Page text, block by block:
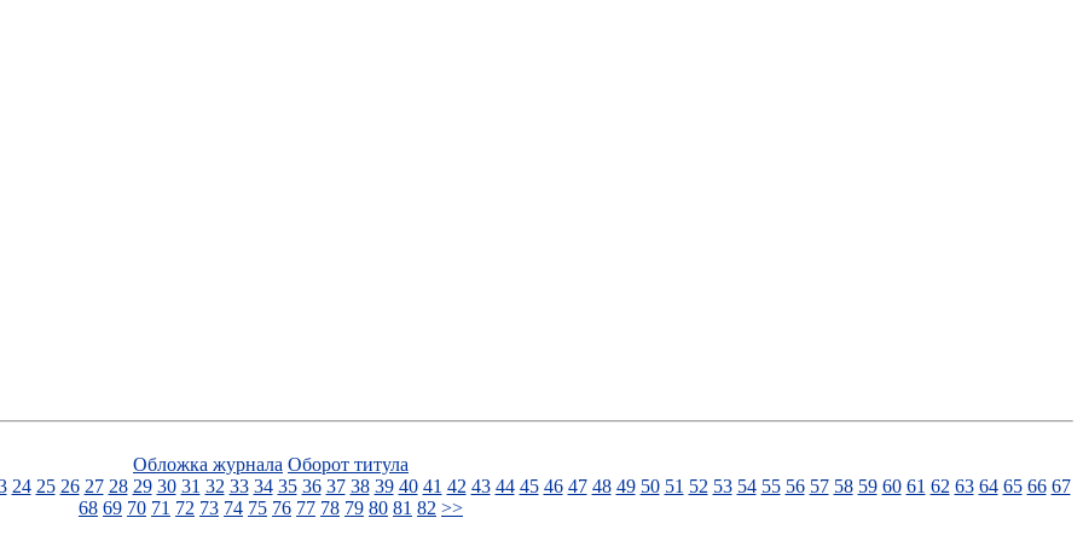
Обложка журнала Оборот титула
24 25 26 27 28 29 30 31 32 33 34 35 36 37 38 39 40 41 42 43 44 45 46 47 48 49 50 51 52 53 54 55 56 57 58 59 60 61 62 63 64 65 66 67
68 69 70 71 72 73 74 75 76 77 78 79 80 81 82 >>